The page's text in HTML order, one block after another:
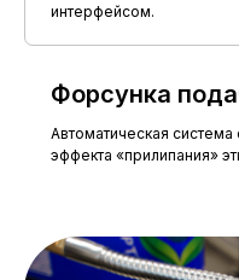
Максимальный
наклеивания
Расстояние от ленты
Материал
интерфейсом.
Форсунка
Автоматическая
эффекта «прилипания»